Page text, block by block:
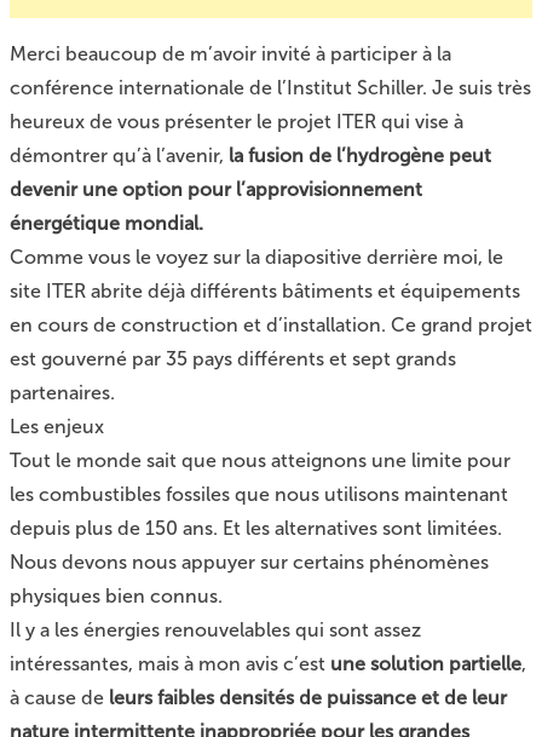
Merci beaucoup de m’avoir invité à participer à la
conférence internationale de l’Institut Schiller. Je suis très
heureux de vous présenter le projet ITER qui vise à
démontrer qu’à l’avenir, la fusion de l’hydrogène peut
devenir une option pour l’approvisionnement
énergétique mondial.
Comme vous le voyez sur la diapositive derrière moi, le
site ITER abrite déjà différents bâtiments et équipements
en cours de construction et d’installation. Ce grand projet
est gouverné par 35 pays différents et sept grands
partenaires.
Les enjeux
Tout le monde sait que nous atteignons une limite pour
les combustibles fossiles que nous utilisons maintenant
depuis plus de 150 ans. Et les alternatives sont limitées.
Nous devons nous appuyer sur certains phénomènes
physiques bien connus.
Il y a les énergies renouvelables qui sont assez
intéressantes, mais à mon avis c’est une solution partielle,
à cause de leurs faibles densités de puissance et de leur
nature intermittente inappropriée pour les grandes